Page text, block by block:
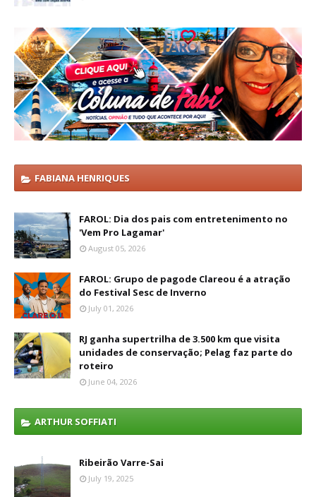
FABIANA HENRIQUES
FAROL: Dia dos pais com entretenimento no
'Vem Pro Lagamar'
August 05, 2026
FAROL: Grupo de pagode Clareou é a atração
do Festival Sesc de Inverno
July 01, 2026
RJ ganha supertrilha de 3.500 km que visita
unidades de conservação; Pelag faz parte do
roteiro
June 04, 2026
ARTHUR SOFFIATI
Ribeirão Varre-Sai
July 19, 2025